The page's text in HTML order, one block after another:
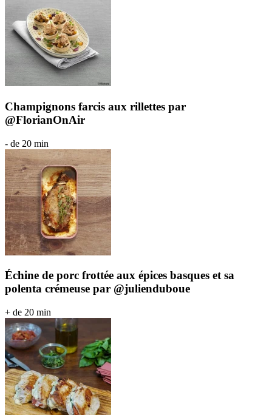
Champignons farcis aux rillettes par
@FlorianOnAir
- de 20 min
Échine de porc frottée aux épices basques et sa
polenta crémeuse par @julienduboue
+ de 20 min